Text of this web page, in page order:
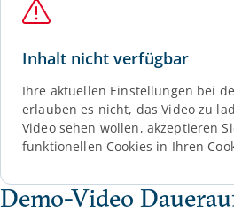
Demo-Video
Inhalt nicht verfügbar
Ihre aktuellen Einstellungen bei
erlauben es nicht, das Video zu
Video sehen wollen, akzeptieren
funktionellen Cookies in Ihren